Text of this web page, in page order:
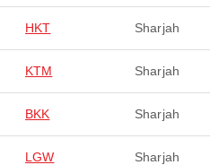
HKT Sharjah
KTM Sharjah
BKK Sharjah
LGW Sharjah